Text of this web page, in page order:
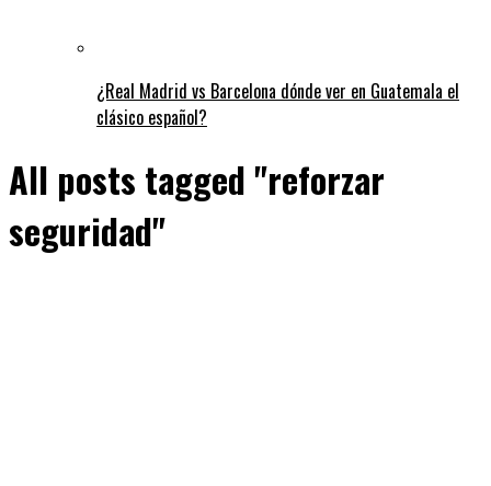
¿Real Madrid vs Barcelona dónde ver en Guatemala el
clásico español?
All posts tagged "reforzar
seguridad"